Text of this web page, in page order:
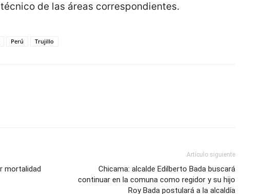
de las áreas correspondientes.
Perú Trujillo
mortalidad
Artículo siguiente
Chicama: alcalde Edilberto Bada buscará
continuar en la comuna como regidor y su hijo
Roy Bada postulará a la alcaldía